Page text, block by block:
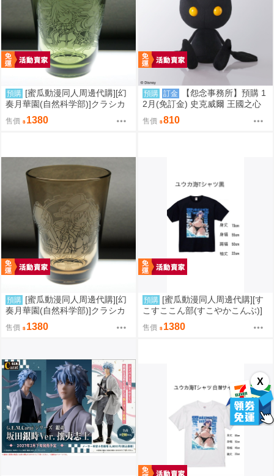
X
預購 [蜜瓜動漫同人周邊代購][幻
奏月華園(自然科学部)]クラシカ
ルグラス 利根改二(艦隊收藏)(同
人周邊)
售價 1380
預購 訂金
【怨念事務所】預購 1
2月(免訂金) 史克威爾 王國之心
系列 Q版布偶 娃娃 敵人 暗影 再
販 0824
售價 810
預購 [蜜瓜動漫同人周邊代購][幻
奏月華園(自然科学部)]クラシカ
ルグラス プリンツ・オイゲン(艦
隊收藏)(同人周邊)
售價 1380
預購 [蜜瓜動漫同人周邊代購][す
こすここん部(すこやかこんぶ)]
ユウカ海Tシャツ 黒 L(蔚藍檔案)
(同人周邊)
售價 1380